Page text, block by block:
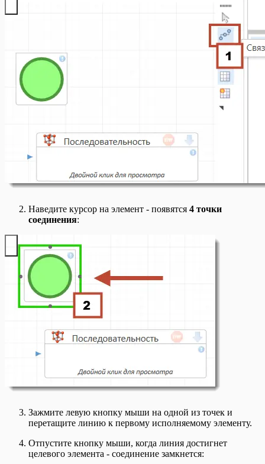
Наведите курсор на элемент - появятся 4 точки
соединения:
Зажмите левую кнопку мыши на одной из точек и
перетащите линию к первому исполняемому элементу.
Отпустите кнопку мыши, когда линия достигнет
целевого элемента - соединение замкнется: